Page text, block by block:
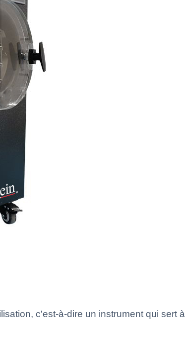
c'est-à-dire un instrument qui sert